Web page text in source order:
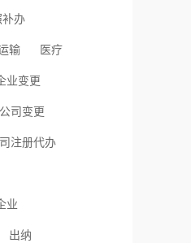
办
输
医疗
业变更
司变更
注册代办
业
出纳